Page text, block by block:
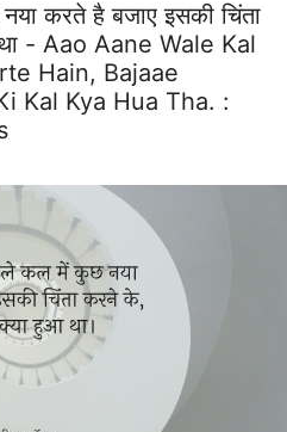
करते है बजाए इसकी चिंता
- Aao Aane Wale Kal
Hain, Bajaae
Kal Kya Hua Tha. :